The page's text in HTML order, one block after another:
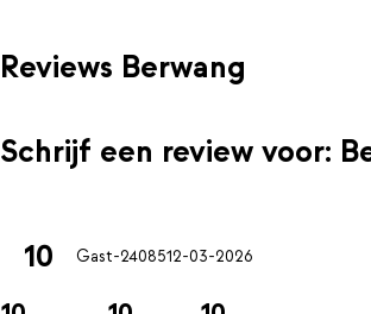
Reviews Berwang
Schrijf een review voor:
10 Gast-2408512-03-2026